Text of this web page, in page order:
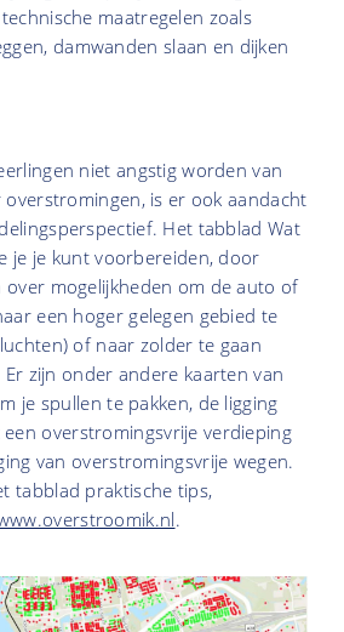
maatregelen zoals
damwanden slaan en dijken
niet angstig worden van
is er ook aandacht
Het tabblad Wat
je je kunt voorbereiden, door
over mogelijkheden om de auto of
een hoger gelegen gebied te
of naar zolder te gaan
zijn onder andere kaarten van
je spullen te pakken, de ligging
overstromingsvrije verdieping
van overstromingsvrije wegen.
tabblad praktische tips,
.